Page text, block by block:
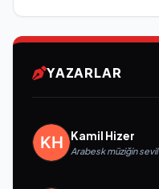
YAZARLAR
Kamil Hizer
Arabesk müziğin